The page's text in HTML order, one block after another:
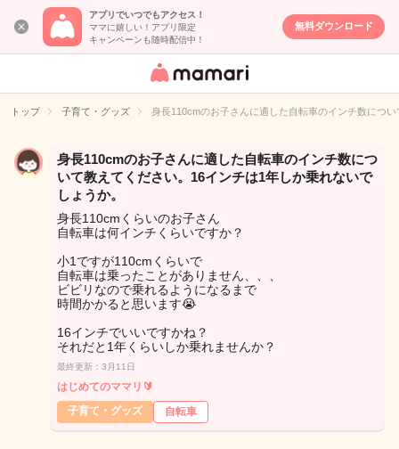
アプリでいつでもアクセス！
ママに嬉しい！アプリ限定
キャンペーンも随時配信中！
無料ダウンロード
女性専用匿名QA
イト
トップ 子育て・グッズ 身長110cmのお子さんに適した自転車のインチ数につ
身長110cmのお子さんに適した自転車のインチ数につ
いて教えてください。16インチは1年しか乗れないで
しょうか。
身長110cmくらいのお子さん
自転車は何インチくらいですか？
小1ですが110cmくらいで
自転車は乗ったことがありません、、、
ビビリなので乗れるようになるまで
時間かかると思います😭
16インチでいいですかね？
それだと1年くらいしか乗れませんか？
最終更新：3月11日
はじめてのママリ🔰
子育て・グッズ
自転車